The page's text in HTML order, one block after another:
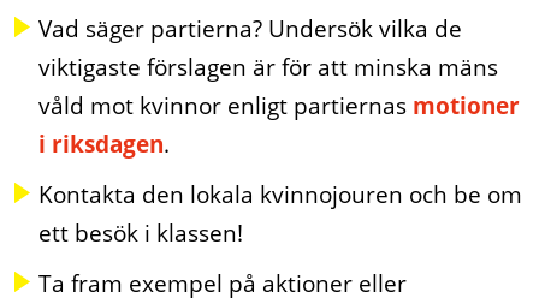
Vad säger partierna? Undersök vilka de
viktigaste förslagen är för att minska mäns
våld mot kvinnor enligt partiernas motioner
i riksdagen.
Kontakta den lokala kvinnojouren och be om
ett besök i klassen!
Ta fram exempel på aktioner eller